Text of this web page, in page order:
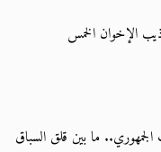
الإخوان الخمس
ما بين قلق السباق